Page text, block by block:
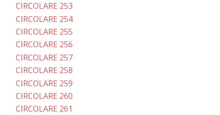
CIRCOLARE 253
CIRCOLARE 254
CIRCOLARE 255
CIRCOLARE 256
CIRCOLARE 257
CIRCOLARE 258
CIRCOLARE 259
CIRCOLARE 260
CIRCOLARE 261